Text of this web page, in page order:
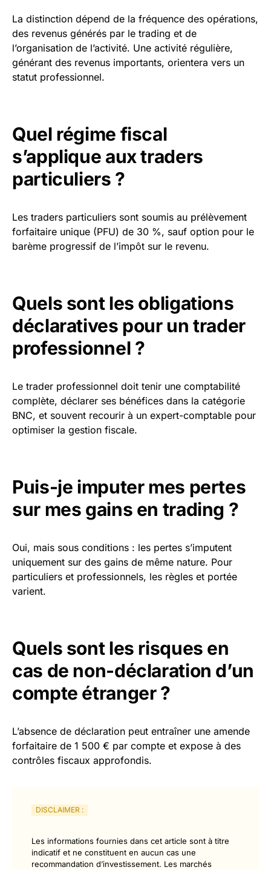
La distinction dépend de la fréquence des opérations,
des revenus générés par le trading et de
l’organisation de l’activité. Une activité régulière,
générant des revenus importants, orientera vers un
statut professionnel.
Quel régime fiscal
s’applique aux traders
particuliers ?
Les traders particuliers sont soumis au prélèvement
forfaitaire unique (PFU) de 30 %, sauf option pour le
barème progressif de l’impôt sur le revenu.
Quels sont les obligations
déclaratives pour un trader
professionnel ?
Le trader professionnel doit tenir une comptabilité
complète, déclarer ses bénéfices dans la catégorie
BNC, et souvent recourir à un expert-comptable pour
optimiser la gestion fiscale.
Puis-je imputer mes pertes
sur mes gains en trading ?
Oui, mais sous conditions : les pertes s’imputent
uniquement sur des gains de même nature. Pour
particuliers et professionnels, les règles et portée
varient.
Quels sont les risques en
cas de non-déclaration d’un
compte étranger ?
L’absence de déclaration peut entraîner une amende
forfaitaire de 1 500 € par compte et expose à des
contrôles fiscaux approfondis.
DISCLAIMER :
Les informations fournies dans cet article sont à titre
indicatif et ne constituent en aucun cas une
recommandation d’investissement. Les marchés